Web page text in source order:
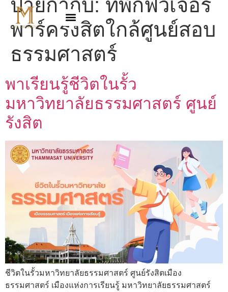
ป้ายกำกับ: ที่พักฟิวเจอร์
พาร์ครังสิตใกล้ศูนย์สอบ
ธรรมศาสตร์
พาเรียนรู้ชีวิตในรั้ว
มหาวิทยาลัยธรรมศาสตร์ ศูนย์
รังสิต
ชีวิตในรั้วมหาวิทยาลัยธรรมศาสตร์ ศูนย์รังสิตเมือง
ธรรมศาสตร์ เมืองแห่งการเรียนรู้ มหาวิทยาลัยธรรมศาสตร์